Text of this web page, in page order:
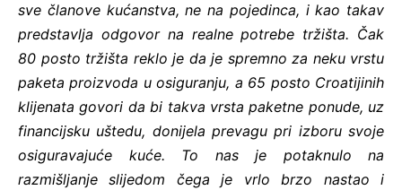
sve članove kućanstva, ne na pojedinca, i kao takav
predstavlja odgovor na realne potrebe tržišta. Čak
80 posto tržišta reklo je da je spremno za neku vrstu
paketa proizvoda u osiguranju, a 65 posto Croatijinih
klijenata govori da bi takva vrsta paketne ponude, uz
financijsku uštedu, donijela prevagu pri izboru svoje
osiguravajuće kuće. To nas je potaknulo na
razmišljanje slijedom čega je vrlo brzo nastao i